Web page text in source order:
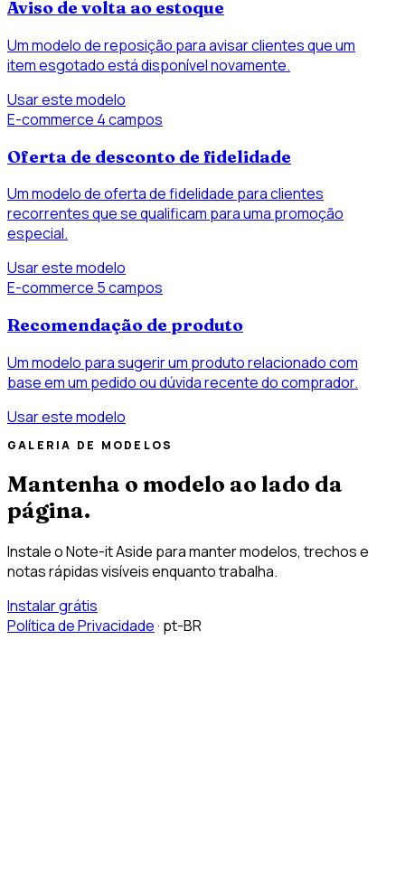
Aviso de volta ao estoque
Um modelo de reposição para avisar clientes que um
item esgotado está disponível novamente.
Usar este modelo
E-commerce 4 campos
Oferta de desconto de fidelidade
Um modelo de oferta de fidelidade para clientes
recorrentes que se qualificam para uma promoção
especial.
Usar este modelo
E-commerce 5 campos
Recomendação de produto
Um modelo para sugerir um produto relacionado com
base em um pedido ou dúvida recente do comprador.
Usar este modelo
GALERIA DE MODELOS
Mantenha o modelo ao lado da
página.
Instale o Note-it Aside para manter modelos, trechos e
notas rápidas visíveis enquanto trabalha.
Instalar grátis
Política de Privacidade· pt-BR